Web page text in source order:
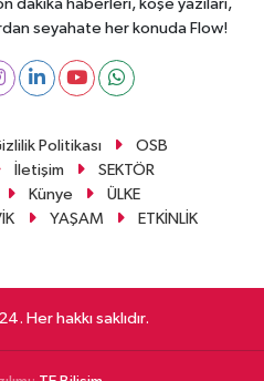
dakika haberleri, köşe yazıları,
seyahate her konuda Flow!
Politikası
OSB
İletişim
SEKTÖR
Künye
ÜLKE
YAŞAM ETKİNLİK
Her hakkı saklıdır.